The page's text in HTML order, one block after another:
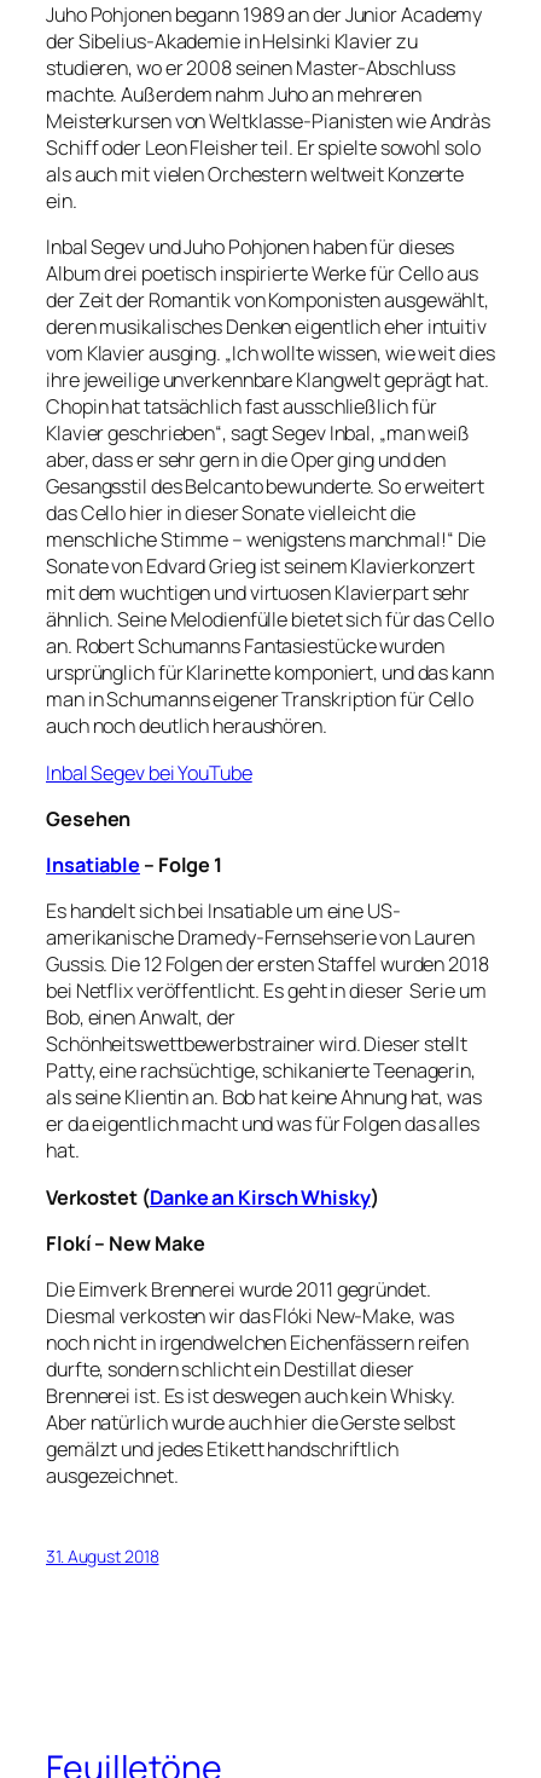
Juho Pohjonen begann 1989 an der Junior Academy
der Sibelius-Akademie in Helsinki Klavier zu
studieren, wo er 2008 seinen Master-Abschluss
machte. Außerdem nahm Juho an mehreren
Meisterkursen von Weltklasse-Pianisten wie Andràs
Schiff oder Leon Fleisher teil. Er spielte sowohl solo
als auch mit vielen Orchestern weltweit Konzerte
ein.
Inbal Segev und Juho Pohjonen haben für dieses
Album drei poetisch inspirierte Werke für Cello aus
der Zeit der Romantik von Komponisten ausgewählt,
deren musikalisches Denken eigentlich eher intuitiv
vom Klavier ausging. „Ich wollte wissen, wie weit dies
ihre jeweilige unverkennbare Klangwelt geprägt hat.
Chopin hat tatsächlich fast ausschließlichfür
Klavier geschrieben“, sagt Segev Inbal, „man weiß
aber, dass er sehr gern in die Oper ging und den
Gesangsstil des Belcanto bewunderte. So erweitert
das Cello hier in dieser Sonate vielleicht die
menschliche Stimme – wenigstens manchmal!“ Die
Sonate von Edvard Grieg ist seinem Klavierkonzert
mit dem wuchtigen und virtuosen Klavierpart sehr
ähnlich. Seine Melodienfülle bietet sich für das Cello
an. Robert Schumanns Fantasiestücke wurden
ursprünglich für Klarinette komponiert, und das kann
man in Schumanns eigener Transkription für Cello
auch noch deutlich heraushören.
Inbal Segev bei YouTube
Gesehen
Insatiable – Folge 1
Es handelt sich bei Insatiable um eine US-
amerikanische Dramedy-Fernsehserie von Lauren
Gussis. Die 12 Folgen der ersten Staffel wurden 2018
bei Netflix veröffentlicht. Es geht in dieser Serie um
Bob, einen Anwalt, der
Schönheitswettbewerbstrainer wird. Dieser stellt
Patty, eine rachsüchtige, schikanierte Teenagerin,
als seine Klientin an. Bob hat keine Ahnung hat, was
er da eigentlich macht und was für Folgen das alles
hat.
Verkostet (Danke an Kirsch Whisky)
Flokí – New Make
Die Eimverk Brennerei wurde 2011 gegründet.
Diesmal verkosten wir das Flóki New-Make, was
noch nicht in irgendwelchen Eichenfässern reifen
durfte, sondern schlicht ein Destillat dieser
Brennerei ist. Es ist deswegen auch kein Whisky.
Aber natürlich wurde auch hier die Gerste selbst
gemälzt und jedes Etikett handschriftlich
ausgezeichnet.
31. August 2018
Feuilletöne